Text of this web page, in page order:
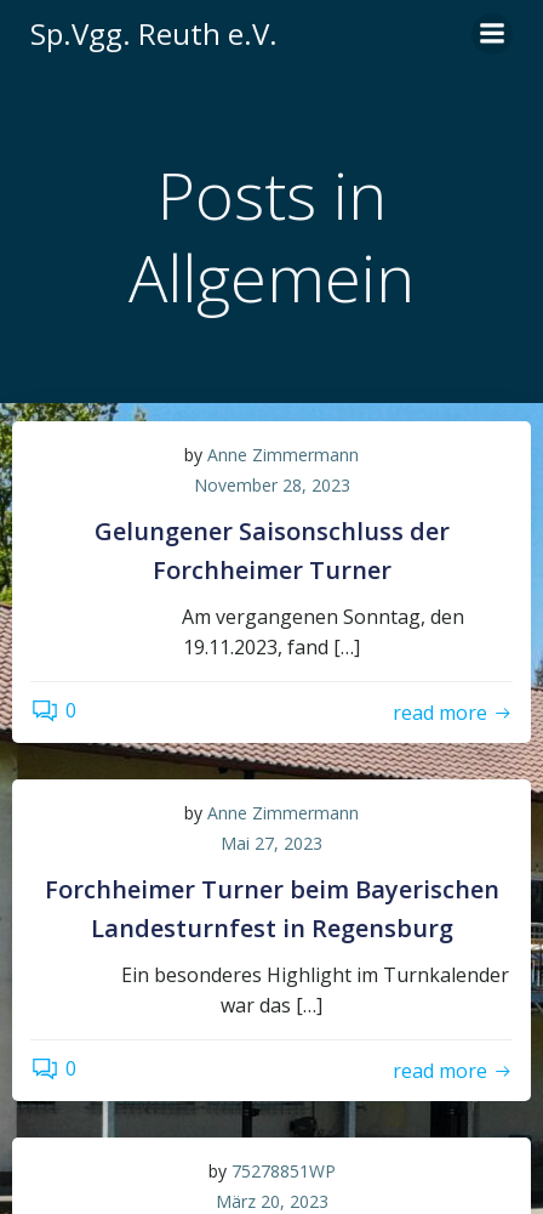
Inhalt
Sp.Vgg. Reuth e.V.
Posts in
Allgemein
by Anne Zimmermann
November 28, 2023
Gelungener Saisonschluss der
Forchheimer Turner
Am vergangenen Sonntag, den
19.11.2023, fand […]
0 read more
by Anne Zimmermann
Mai 27, 2023
Forchheimer Turner beim Bayerischen
Landesturnfest in Regensburg
Ein besonderes Highlight im Turnkalender
war das […]
0 read more
by 75278851WP
März 20, 2023